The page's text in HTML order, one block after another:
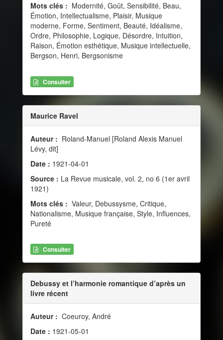
Mots clés : Modernité, Goût, Sensibilité, Beau,
Émotion, Intellectualisme, Plaisir, Musique
moderne, Forme, Sentiment, Beauté, Idéalisme,
Ordre, Philosophie, Logique, Désordre, Intuition,
Raison, Émotion esthétique, Musique intellectuelle,
Bergson, Henri, Bergsonisme
Consulter
Maurice Ravel
Auteur : Roland-Manuel [Roland Alexis Manuel
Lévy, dit]
Date : 1921-04-01
Source : La Revue musicale, vol. 2, no 6 (1er avril
1921)
Mots clés : Valeur, Debussysme, Critique,
Nationalisme, Musique française, Style, Influences,
Pureté
Consulter
Debussy et l’harmonie romantique d’après un
livre récent
Auteur : Coeuroy, André
Date : 1921-05-01